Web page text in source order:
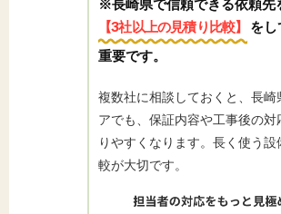
※長崎県で信頼できる依頼先
【3社以上の見積り比較】
を
重要です。
複数社に相談しておくと、長崎
アでも、保証内容や工事後の
りやすくなります。長く使う
較が大切です。